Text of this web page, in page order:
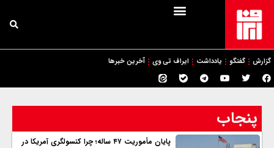
گزارش گفتگو یادداشت ایراف تی وی آخرین خبرها
پنجاب
پایان مأموریت ۴۷ ساله؛ چرا کنسولگری آمریکا در